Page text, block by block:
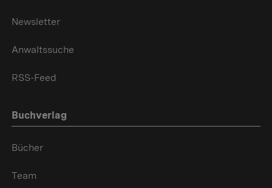
Newsletter
Anwaltssuche
RSS-Feed
Buchverlag
Bücher
Team